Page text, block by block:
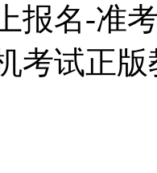
报名-准
考试正